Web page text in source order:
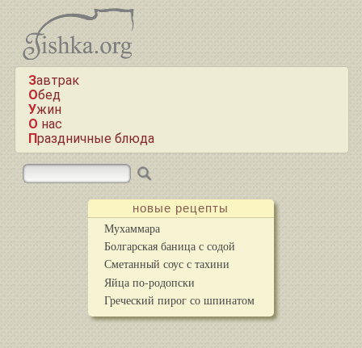
Завтрак
Обед
Ужин
О нас
Праздничные блюда
новые рецепты
Мухаммара
Болгарская баница с содой
Сметанный соус с тахини
Яйца по-родопски
Греческий пирог со шпинатом